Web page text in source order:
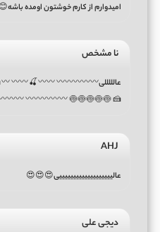
امیدوارم از کارم خوشتون اومده باشه😊
نا مشخص
عالللللی〰〰〰〰〰 〰〰🍒〰
〰〰〰〰〰 〰〰〰〰〰
AHJ
عالیییییییییییییییییییی😍😍😍
دیجی علی